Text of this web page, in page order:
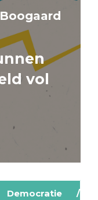
vol
Democratie